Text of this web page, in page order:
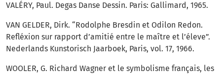
VALÉRY, Paul. Degas Danse Dessin. Paris: Gallimard, 1965.
VAN GELDER, Dirk. “Rodolphe Bresdin et Odilon Redon.
Refléxion sur rapport d’amitié entre le maître et l’éleve”.
Nederlands Kunstorisch Jaarboek, Paris, vol. 17, 1966.
WOOLER, G. Richard Wagner et le symbolisme français, les